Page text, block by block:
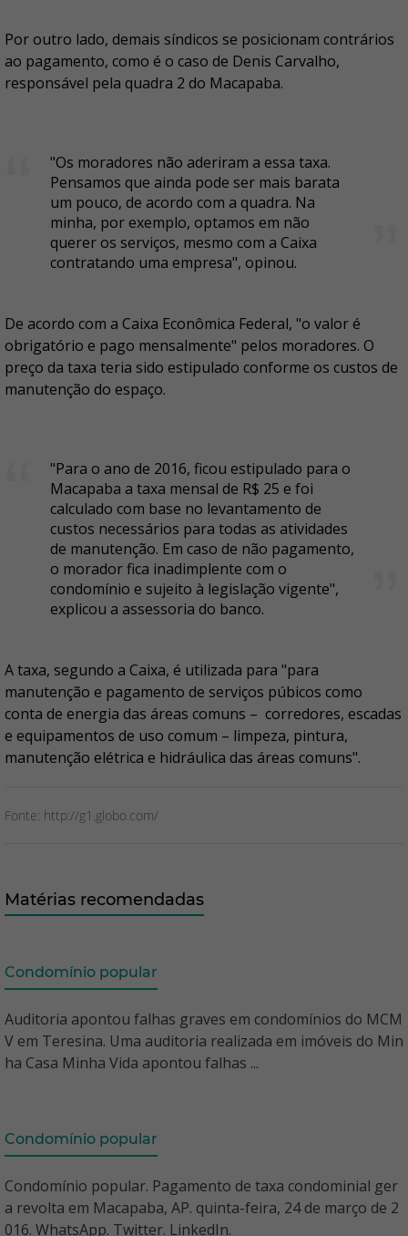
Por outro lado, demais síndicos se posicionam contrários
ao pagamento, como é o caso de Denis Carvalho,
responsável pela quadra 2 do Macapaba.
"Os moradores não aderiram a essa taxa.
Pensamos que ainda pode ser mais barata
um pouco, de acordo com a quadra. Na
minha, por exemplo, optamos em não
querer os serviços, mesmo com a Caixa
contratando uma empresa", opinou.
De acordo com a Caixa Econômica Federal, "o valor é
obrigatório e pago mensalmente" pelos moradores. O
preço da taxa teria sido estipulado conforme os custos de
manutenção do espaço.
"Para o ano de 2016, ficou estipulado para o
Macapaba a taxa mensal de R$ 25 e foi
calculado com base no levantamento de
custos necessários para todas as atividades
de manutenção. Em caso de não pagamento,
o morador fica inadimplente com o
condomínio e sujeito à legislação vigente",
explicou a assessoria do banco.
A taxa, segundo a Caixa, é utilizada para "para
manutenção e pagamento de serviços púbicos como
conta de energia das áreas comuns – corredores, escadas
e equipamentos de uso comum – limpeza, pintura,
manutenção elétrica e hidráulica das áreas comuns".
Fonte: http://g1.globo.com/
Matérias recomendadas
Condomínio popular
Auditoria apontou falhas graves em condomínios do MCM
V em Teresina. Uma auditoria realizada em imóveis do Min
ha Casa Minha Vida apontou falhas ...
Condomínio popular
Condomínio popular. Pagamento de taxa condominial ger
a revolta em Macapaba, AP. quinta-feira, 24 de março de 2
016. WhatsApp. Twitter. LinkedIn.